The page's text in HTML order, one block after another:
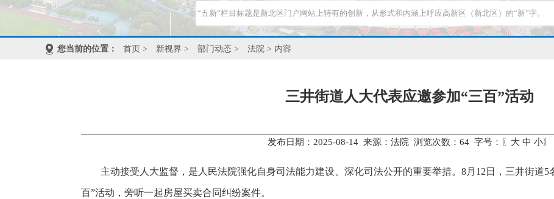
您当前的位置： 首页 > 新视界 > 部门动态 > 法院 > 内容
三井街道人大代表应邀参加“三百”活动
发布日期：2025-08-14 来源：法院 浏览次数： 64字号：〖 大 中 小〗
主动接受人大监督，是人民法院强化自身司法能力建设、深化司法公开的重要举措。8月12日，三井街道
百”活动，旁听一起房屋买卖合同纠纷案件。